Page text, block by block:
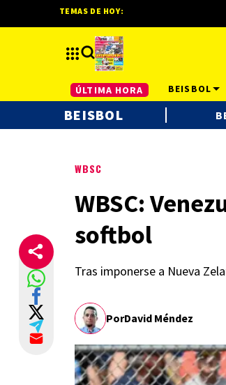
WBSC
WBSC:
softbol
Tras imponerse a Nueva
PorDavid Méndez
TEMAS DE HOY:
ÚLTIMA HORA BEISBOL
BEISBOL